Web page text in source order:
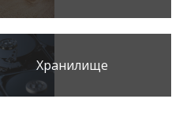
Хранилище